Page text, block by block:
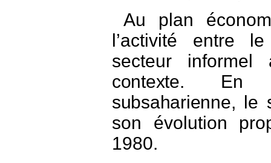
Au plan
l’activité entre
secteur
contexte.
subsaharienne, le
son évolution
1980.